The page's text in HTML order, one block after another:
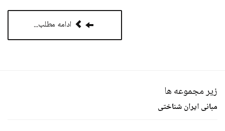
ادامه مطلب...
زیر مجموعه ها
مبانی ایران شناختی